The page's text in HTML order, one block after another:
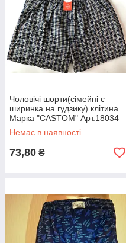
Чоловічі шорти(сімейні c
ширинка на гудзику) клітина
Марка "CASTOM" Арт.18034
Немає в наявності
73,80 ₴